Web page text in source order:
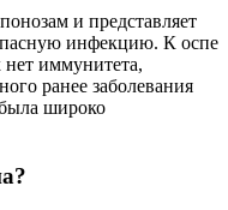
и представляет
инфекцию. К оспе
иммунитета,
ранее заболевания
широко